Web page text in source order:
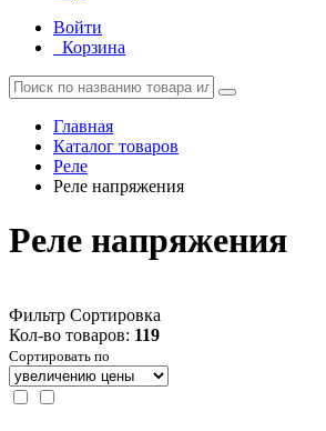
Войти
Корзина
Главная
Каталог товаров
Реле
Реле напряжения
Реле напряжения
Фильтр Сортировка
Кол-во товаров: 119
Сортировать по